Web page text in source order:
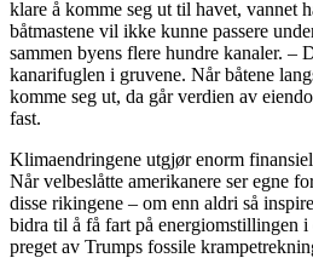
klare å komme seg ut til havet, vannet
båtmastene vil ikke kunne passere
sammen byens flere hundre kanaler. –
kanarifuglen i gruvene. Når båtene
komme seg ut, da går verdien av
fast.
Klimaendringene utgjør enorm
Når velbeslåtte amerikanere ser egne
disse rikingene – om enn aldri så
bidra til å få fart på energiomstillingen
preget av Trumps fossile